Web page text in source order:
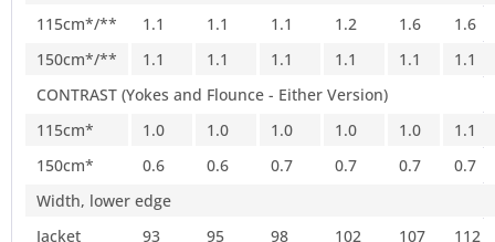
115cm*/**
1.1 1.1 1.1 1.2 1.6
1.6
150cm*/**
1.1 1.1 1.1 1.1 1.1
1.1
CONTRAST (Yokes and Flounce - Either Version)
115cm*
1.0 1.0 1.0 1.0 1.0
1.1
150cm*
0.6 0.6 0.7 0.7 0.7
0.7
Width, lower edge
Jacket
93 95 98 102 107
112